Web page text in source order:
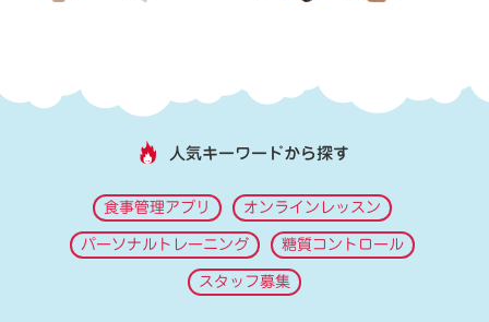
人気キーワードから探す
食事管理アプリ オンラインレッスン
パーソナルトレーニング 糖質コントロール
スタッフ募集